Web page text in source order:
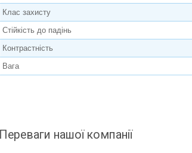
Клас захисту
Стійкість до падінь
Контрастність
Вага
Переваги нашої компанії